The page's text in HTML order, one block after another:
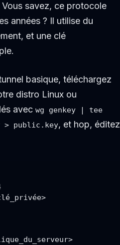
savez, ce protocole
années ? Il utilise du
et une clé
basique, téléchargez
distro Linux ou
avec wg genkey | tee
> public.key, et hop, éditez